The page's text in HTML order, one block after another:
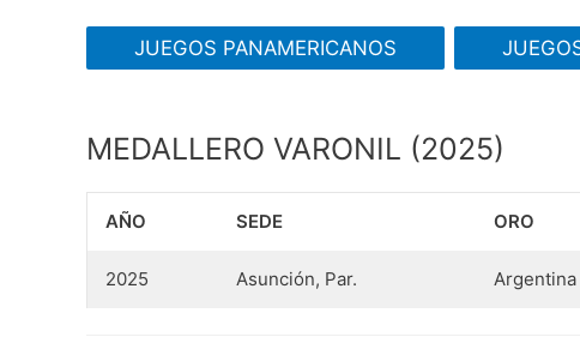
JUEGOS PANAMERICANOS
MEDALLERO VARONIL (2025)
AÑO SEDE ORO
2025 Asunción, Par. Argentina